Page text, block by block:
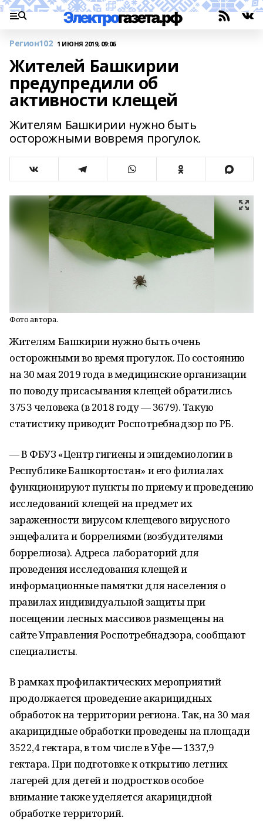
Регион102 1 ИЮНЯ 2019, 09:06
Жителей Башкирии
предупредили об
активности клещей
Жителям Башкирии нужно быть
осторожными вовремя прогулок.
Фото автора.
Жителям Башкирии нужно быть очень
осторожными во время прогулок. По состоянию
на 30 мая 2019 года в медицинские организации
по поводу присасывания клещей обратились
3753 человека (в 2018 году — 3679). Такую
статистику приводит Роспотребнадзор по РБ.
— В ФБУЗ «Центр гигиены и эпидемиологии в
Республике Башкортостан» и его филиалах
функционируют пункты по приему и проведению
исследований клещей на предмет их
зараженности вирусом клещевого вирусного
энцефалита и боррелиями (возбудителями
боррелиоза). Адреса лабораторий для
проведения исследования клещей и
информационные памятки для населения о
правилах индивидуальной защиты при
посещении лесных массивов размещены на
сайте Управления Роспотребнадзора, сообщают
специалисты.
В рамках профилактических мероприятий
продолжается проведение акарицидных
обработок на территории региона. Так, на 30 мая
акарицидные обработки проведены на площади
3522,4 гектара, в том числе в Уфе — 1337,9
гектара. При подготовке к открытию летних
лагерей для детей и подростков особое
внимание также уделяется акарицидной
обработке территорий.